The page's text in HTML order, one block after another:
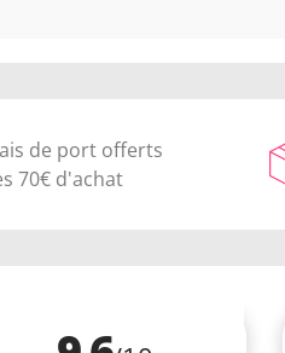
de port offerts
70€ d'achat